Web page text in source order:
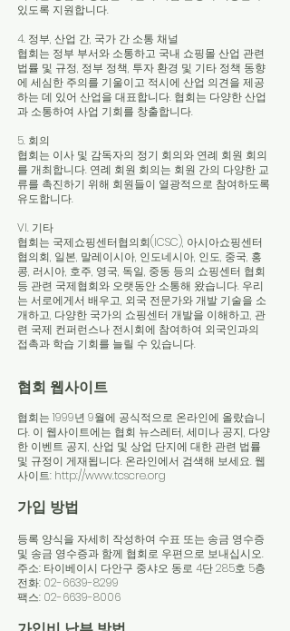
있도록 지원합니다.
4. 정부, 산업 간, 국가 간 소통 채널
협회는 정부 부서와 소통하고 국내 쇼핑몰 산업 관련
법률 및 규정, 정부 정책, 투자 환경 및 기타 정책 동향
에 세심한 주의를 기울이고 적시에 산업 의견을 제공
하는 데 있어 산업을 대표합니다. 협회는 다양한 산업
과 소통하여 사업 기회를 창출합니다.
5. 회의
협회는 이사 및 감독자의 정기 회의와 연례 회원 회의
를 개최합니다. 연례 회원 회의는 회원 간의 다양한 교
류를 촉진하기 위해 회원들이 열광적으로 참여하도록
유도합니다.
VI. 기타
협회는 국제쇼핑센터협의회(ICSC), 아시아쇼핑센터
협의회, 일본, 말레이시아, 인도네시아, 인도, 중국, 홍
콩, 러시아, 호주, 영국, 독일, 중동 등의 쇼핑센터 협회
등 관련 국제협회와 오랫동안 소통해 왔습니다. 우리
는 서로에게서 배우고, 외국 전문가와 개발 기술을 소
개하고, 다양한 국가의 쇼핑센터 개발을 이해하고, 관
련 국제 컨퍼런스나 전시회에 참여하여 외국인과의
접촉과 학습 기회를 늘릴 수 있습니다.
협회 웹사이트
협회는 1999년 9월에 공식적으로 온라인에 올랐습니
다. 이 웹사이트에는 협회 뉴스레터, 세미나 공지, 다양
한 이벤트 공지, 산업 및 상업 단지에 대한 관련 법률
및 규정이 게재됩니다. 온라인에서 검색해 보세요. 웹
사이트: http://www.tcscre.org
가입 방법
등록 양식을 자세히 작성하여 수표 또는 송금 영수증
및 송금 영수증과 함께 협회로 우편으로 보내십시오.
주소: 타이베이시 다안구 중샤오 동로 4단 285호 5층
전화: 02-6639-8299
팩스: 02-6639-8006